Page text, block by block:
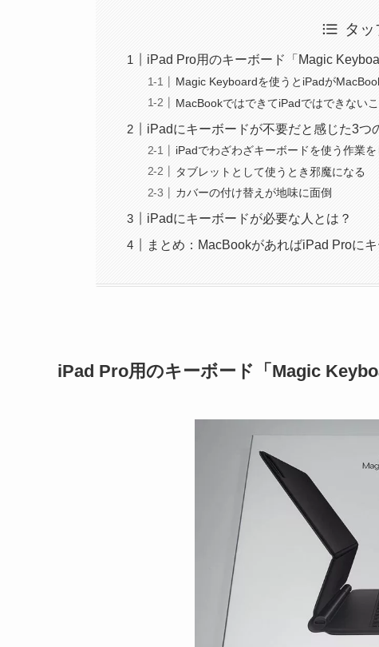
タ
iPad Pro用のキーボード「Magic
Magic Keyboardを使うとiPadが
MacBookではできてiPadではできない
iPadにキーボードが不要だと感じた3つ
iPadでわざわざキーボードを使う作業
タブレットとして使うとき邪魔になる
カバーの付け替えが地味に面倒
iPadにキーボードが必要な人とは？
まとめ：MacBookがあればiPad Proに
iPad Pro用のキーボード「Magic